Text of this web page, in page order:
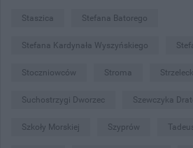
Staszica Stefana Batorego
Stefana Kardynała Wyszyńskiego
Stoczniowców Stroma
Suchostrzygi Dworzec Szewczyka
Szkoły Morskiej Szyprów